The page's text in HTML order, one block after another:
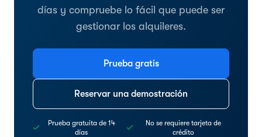
días y compruebe lo fácil que puede ser
gestionar los alquileres.
Prueba gratis
Reservar una demostración
Prueba gratuita de 14
días
No se requiere tarjeta de
crédito